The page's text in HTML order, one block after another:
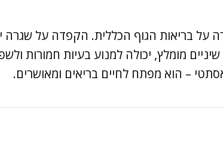
בריאות הגוף הכללית. הקפדה על שגרה
מומלץ, יכולה למנוע בעיות חמורות
– הוא מפתח לחיים בריאים ומאושרים.